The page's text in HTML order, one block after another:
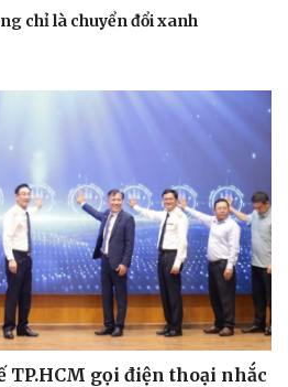
chỉ là chuyển đổi xanh
TP.HCM gọi điện thoại nhắc